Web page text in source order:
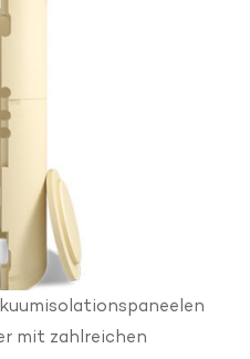
mit zahlreichen